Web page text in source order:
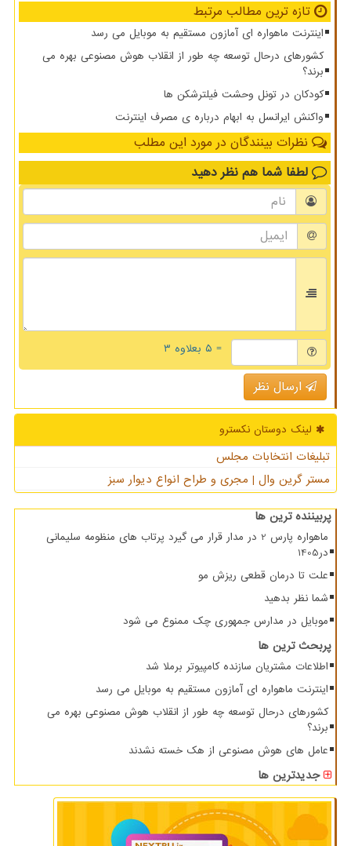
تازه ترین مطالب مرتبط
اینترنت ماهواره ای آمازون مستقیم به موبایل می رسد
کشورهای درحال توسعه چه طور از انقلاب هوش مصنوعی بهره می
برند؟
کودکان در تونل وحشت فیلترشکن ها
واکنش ایرانسل به ابهام درباره ی مصرف اینترنت
نظرات بینندگان در مورد این مطلب
لطفا شما هم نظر دهید
= ۵ بعلاوه ۳
ارسال نظر
لینک دوستان نكسترو
تبلیغات انتخابات مجلس
مستر گرین وال | مجری و طراح انواع دیوار سبز
پربیننده ترین ها
ماهواره پارس 2 در مدار قرار می گیرد پرتاب های منظومه سلیمانی
در1405
علت تا درمان قطعی ریزش مو
شما نظر بدهید
موبایل در مدارس جمهوری چک ممنوع می شود
پربحث ترین ها
اطلاعات مشتریان سازنده کامپیوتر برملا شد
اینترنت ماهواره ای آمازون مستقیم به موبایل می رسد
کشورهای درحال توسعه چه طور از انقلاب هوش مصنوعی بهره می
برند؟
عامل های هوش مصنوعی از هک خسته نشدند
جدیدترین ها